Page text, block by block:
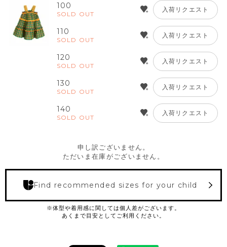
100
SOLD OUT
入荷リクエスト
110
SOLD OUT
入荷リクエスト
120
SOLD OUT
入荷リクエスト
130
SOLD OUT
入荷リクエスト
140
SOLD OUT
入荷リクエスト
申し訳ございません。
ただいま在庫がございません。
Find recommended sizes for your child